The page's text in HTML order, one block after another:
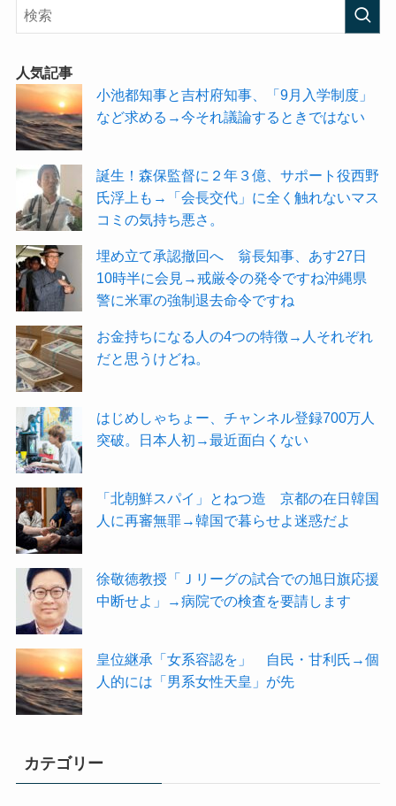
人気記事
小池都知事と吉村府知事、「9月入学制度」
など求める→今それ議論するときではない
誕生！森保監督に２年３億、サポート役西野
氏浮上も→「会長交代」に全く触れないマス
コミの気持ち悪さ。
埋め立て承認撤回へ 翁長知事、あす27日
10時半に会見→戒厳令の発令ですね沖縄県
警に米軍の強制退去命令ですね
お金持ちになる人の4つの特徴→人それぞれ
だと思うけどね。
はじめしゃちょー、チャンネル登録700万人
突破。日本人初→最近面白くない
「北朝鮮スパイ」とねつ造 京都の在日韓国
人に再審無罪→韓国で暮らせよ迷惑だよ
徐敬徳教授「Ｊリーグの試合での旭日旗応援
中断せよ」→病院での検査を要請します
皇位継承「女系容認を」 自民・甘利氏→個
人的には「男系女性天皇」が先
カテゴリー